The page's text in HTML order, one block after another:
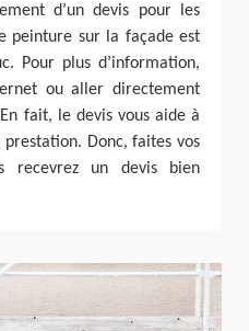
d’un devis pour les
peinture sur la façade est
Pour plus d’information,
ou aller directement
fait, le devis vous aide à
Donc, faites vos
recevrez un devis bien